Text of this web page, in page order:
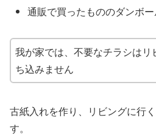
通販で買ったもののダンボー
我が家では、不要なチラシはリ
ち込みません
古紙入れを作り、リビングに行
す。